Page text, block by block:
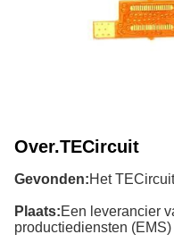
Over.TECircuit
Gevonden:Het
Plaats:Een leverancier
productiediensten